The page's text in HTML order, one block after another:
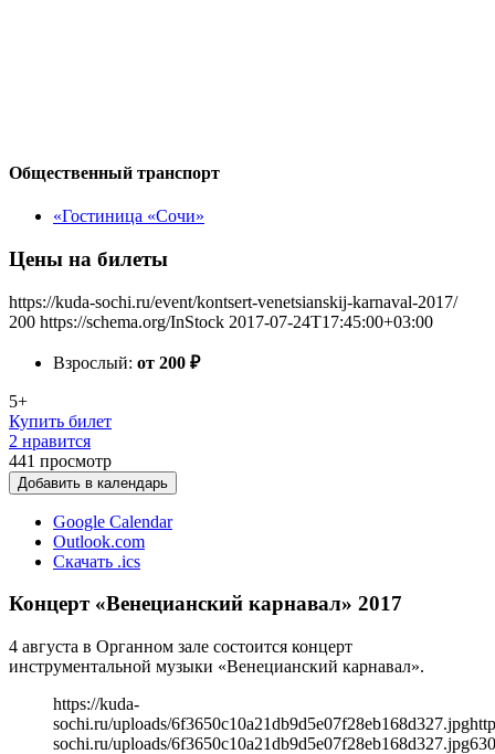
Общественный транспорт
«Гостиница «Сочи»
Цены на билеты
https://kuda-sochi.ru/event/kontsert-venetsianskij-karnaval-2017/
200 https://schema.org/InStock 2017-07-24T17:45:00+03:00
Взрослый: от 200 ₽
5+
Купить билет
2 нравится
441 просмотр
Добавить в календарь
Google Calendar
Outlook.com
Скачать .ics
Концерт «Венецианский карнавал» 2017
4 августа в Органном зале состоится концерт
инструментальной музыки «Венецианский карнавал».
https://kuda-
sochi.ru/uploads/6f3650c10a21db9d5e07f28eb168d327.jpg
sochi.ru/uploads/6f3650c10a21db9d5e07f28eb168d327.jpg630